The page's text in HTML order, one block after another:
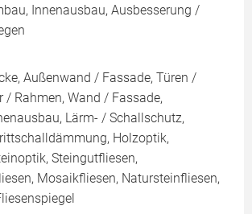
Innenausbau, Ausbesserung /
Außenwand / Fassade, Türen /
/ Rahmen, Wand / Fassade,
Lärm- / Schallschutz,
Holzoptik,
Steingutfliesen,
Mosaikfliesen, Natursteinfliesen,